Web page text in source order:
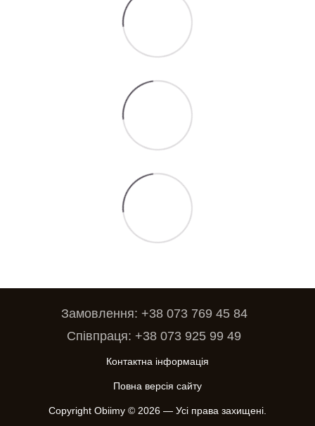
Замовлення: +38 073 769 45 84
Співпраця: +38 073 925 99 49
Контактна інформація
Повна версія сайту
Copyright Obiimy © 2026 — Усі права захищені.